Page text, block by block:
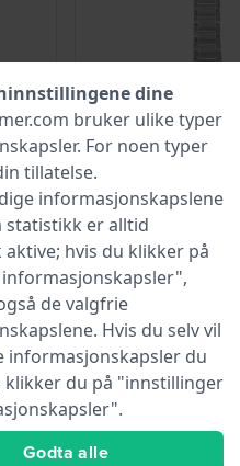
dine
bruker ulike typer
. For noen typer
tillatelse.
informasjonskapslene
statistikk er alltid
hvis du klikker på
de valgfrie
Hvis du selv vil
informasjonskapsler du
klikker du på "innstillinger
Godta alle